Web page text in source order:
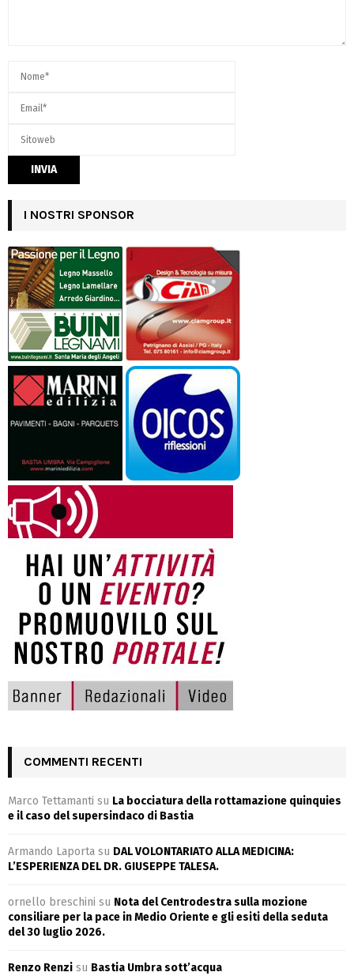
I NOSTRI SPONSOR
COMMENTI RECENTI
Marco Tettamanti su La bocciatura della rottamazione quinquies
e il caso del supersindaco di Bastia
Armando Laporta su DAL VOLONTARIATO ALLA MEDICINA:
L’ESPERIENZA DEL DR. GIUSEPPE TALESA.
ornello breschini su Nota del Centrodestra sulla mozione
consiliare per la pace in Medio Oriente e gli esiti della seduta
del 30 luglio 2026.
Renzo Renzi su Bastia Umbra sott’acqua